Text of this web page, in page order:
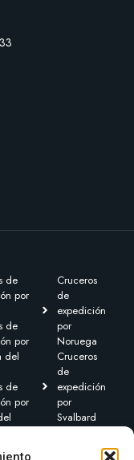
de
por
de
por
del
de
por
Cruceros
de
expedición
por
Noruega
Cruceros
de
expedición
por
Svalbard
Transoceánicas